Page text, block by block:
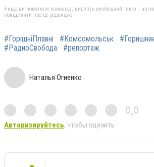
Якщо ви помітили помилку, виділіть необхідний текст і
повідомити про це редакцію
#ГорішніПлавні #Комсомольськ
#РадиоСвобода
#репортаж
Наталья Огиенко
0,0
Авторизируйтесь, чтобы оценить